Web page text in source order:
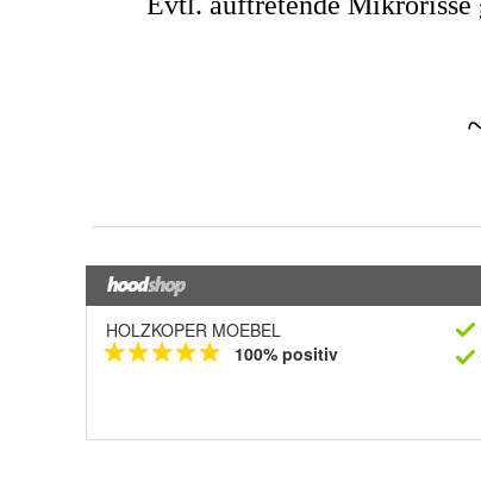
HOLZKOPER MOEBEL
100% positiv